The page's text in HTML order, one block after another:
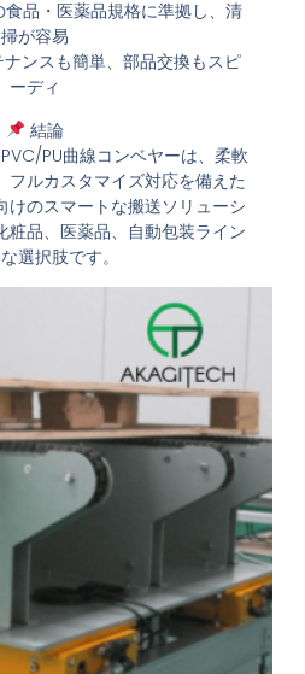
品・医薬品規格に準拠し、清
掃が容易
ンスも簡単、部品交換もスピ
ーディ
結論
PU曲線コンベヤーは、柔軟
フルカスタマイズ対応を備えた
けのスマートな搬送ソリューシ
粧品、医薬品、自動包装ライン
選択肢です。